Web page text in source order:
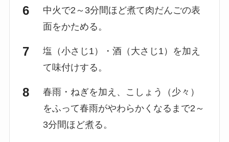
中火で2～3分間ほど煮て肉だんごの表
面をかためる。
塩（小さじ1）・酒（大さじ1）を加え
て味付けする。
春雨・ねぎを加え、こしょう（少々）
をふって春雨がやわらかくなるまで2～
3分間ほど煮る。